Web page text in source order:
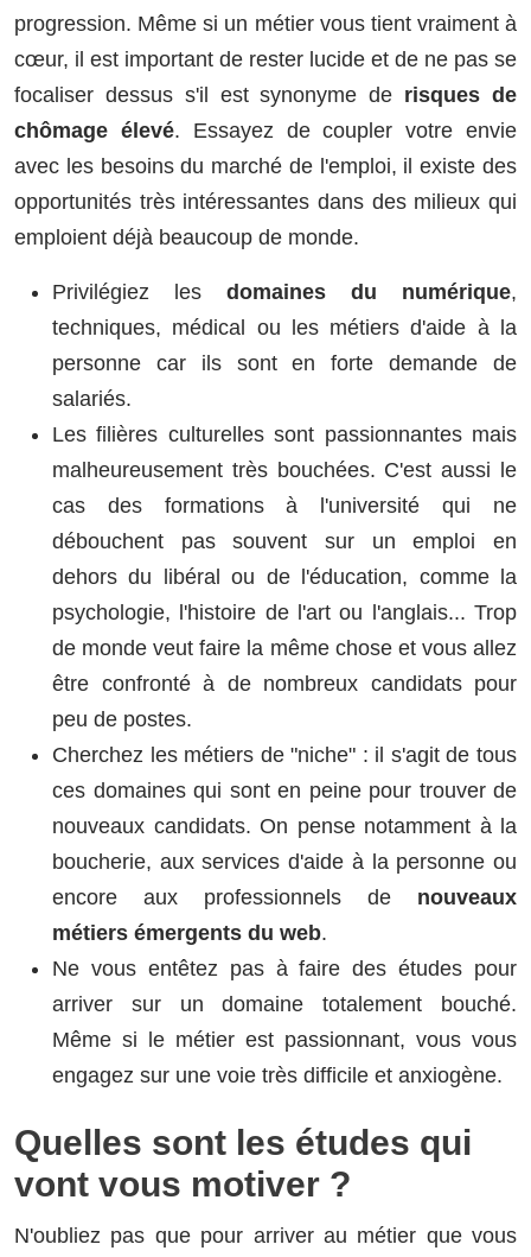
progression. Même si un métier vous tient vraiment à
cœur, il est important de rester lucide et de ne pas se
focaliser dessus s'il est synonyme de risques de
chômage élevé. Essayez de coupler votre envie
avec les besoins du marché de l'emploi, il existe des
opportunités très intéressantes dans des milieux qui
emploient déjà beaucoup de monde.
Privilégiez les domaines du numérique,
techniques, médical ou les métiers d'aide à la
personne car ils sont en forte demande de
salariés.
Les filières culturelles sont passionnantes mais
malheureusement très bouchées. C'est aussi le
cas des formations à l'université qui ne
débouchent pas souvent sur un emploi en
dehors du libéral ou de l'éducation, comme la
psychologie, l'histoire de l'art ou l'anglais... Trop
de monde veut faire la même chose et vous allez
être confronté à de nombreux candidats pour
peu de postes.
Cherchez les métiers de "niche" : il s'agit de tous
ces domaines qui sont en peine pour trouver de
nouveaux candidats. On pense notamment à la
boucherie, aux services d'aide à la personne ou
encore aux professionnels de nouveaux
métiers émergents du web.
Ne vous entêtez pas à faire des études pour
arriver sur un domaine totalement bouché.
Même si le métier est passionnant, vous vous
engagez sur une voie très difficile et anxiogène.
Quelles sont les études qui
vont vous motiver ?
N'oubliez pas que pour arriver au métier que vous